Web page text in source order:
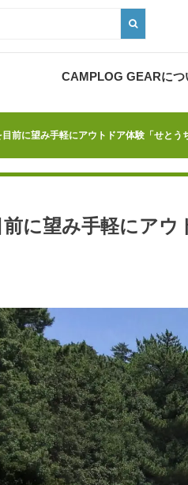
CAMPLOG GEARにつ
前に望み手軽にアウトドア体験「せとう
に望み手軽にア